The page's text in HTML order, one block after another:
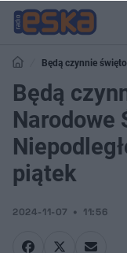
Będą czynnie
piątek
Będą
Narodowe
piątek
2024-11-07 11:56